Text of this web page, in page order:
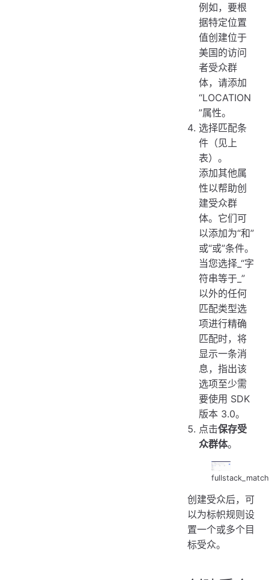
例如，要根
据特定位置
值创建位于
美国的访问
者受众群
体，请添加
“LOCATION
”属性。
选择匹配条
件（见上
表）。
添加其他属
性以帮助创
建受众群
体。它们可
以添加为“和”
或“或”条件。
当您选择_“字
符串等于_”
以外的任何
匹配类型选
项进行精确
匹配时，将
显示一条消
息，指出该
选项至少需
要使用 SDK
版本 3.0。
点击保存受
众群体。
创建受众后，可
以为标帜规则设
置一个或多个目
标受众。